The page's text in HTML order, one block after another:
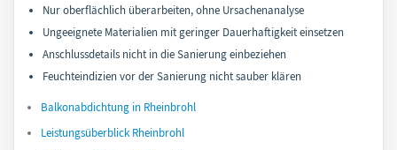
Nur oberflächlich überarbeiten, ohne Ursachenanalyse
Ungeeignete Materialien mit geringer Dauerhaftigkeit einsetzen
Anschlussdetails nicht in die Sanierung einbeziehen
Feuchteindizien vor der Sanierung nicht sauber klären
Balkonabdichtung in Rheinbrohl
Leistungsüberblick Rheinbrohl